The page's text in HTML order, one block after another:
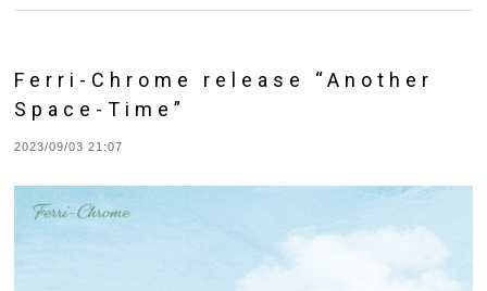
Ferri-Chrome release “Another
Space-Time”
2023/09/03 21:07